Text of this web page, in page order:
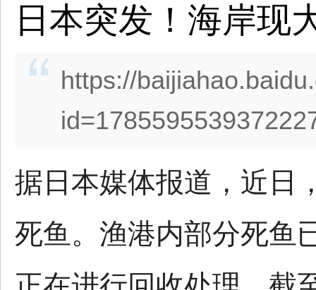
日本突发！海岸现
https://
据日本媒体报道，近日
死鱼。渔港内部分死鱼